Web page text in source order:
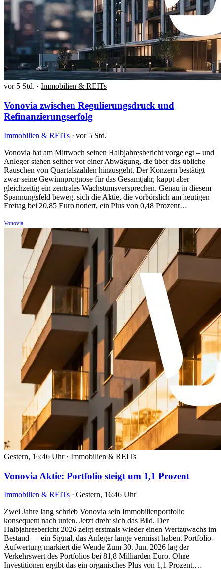
vor 5 Std. · Immobilien & REITs
Vonovia zwischen Regulierungsdruck und
Refinanzierungserfolg
Immobilien & REITs · vor 5 Std.
Vonovia hat am Mittwoch seinen Halbjahresbericht vorgelegt – und
Anleger stehen seither vor einer Abwägung, die über das übliche
Rauschen von Quartalszahlen hinausgeht. Der Konzern bestätigt
zwar seine Gewinnprognose für das Gesamtjahr, kappt aber
gleichzeitig ein zentrales Wachstumsversprechen. Genau in diesem
Spannungsfeld bewegt sich die Aktie, die vorbörslich am heutigen
Freitag bei 20,85 Euro notiert, ein Plus von 0,48 Prozent…
Vonovia
Gestern, 16:46 Uhr · Immobilien & REITs
Vonovia Aktie: Portfolio steigt um 1,1 Prozent
Immobilien & REITs · Gestern, 16:46 Uhr
Zwei Jahre lang schrieb Vonovia sein Immobilienportfolio
konsequent nach unten. Jetzt dreht sich das Bild. Der
Halbjahresbericht 2026 zeigt erstmals wieder einen Wertzuwachs im
Bestand — ein Signal, das Anleger lange vermisst haben. Portfolio-
Aufwertung markiert die Wende Zum 30. Juni 2026 lag der
Verkehrswert des Portfolios bei 81,8 Milliarden Euro. Ohne
Investitionen ergibt das ein organisches Plus von 1,1 Prozent.…